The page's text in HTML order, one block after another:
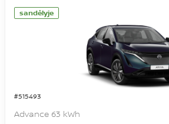
sandėlyje
#515493
Advance 63 kWh